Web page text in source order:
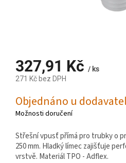
327,91 Kč / ks
271 Kč bez DPH
cena:
Objednáno u
Možnosti doručení
Střešní vpusť přímá pro trubky o
250 mm. Hladký límec zajišťuje
vrstvě. Materiál TPO - Adflex.